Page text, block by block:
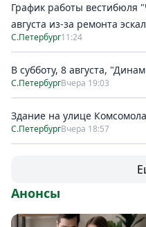
График работы вестибюля
августа из-за ремонта
С.Петербург11:24
В субботу, 8 августа,
С.ПетербургВчера 19:03
Здание на улице
С.ПетербургВчера 18:57
Анонсы